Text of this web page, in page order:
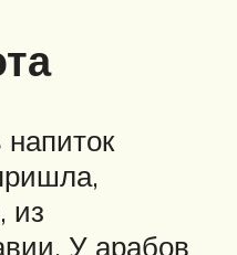
из
У арабов